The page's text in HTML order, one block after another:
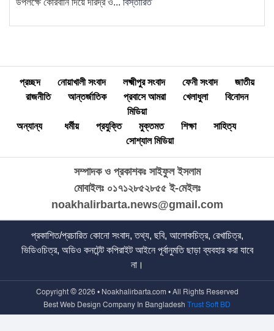
উপলক্ষে কোরবানি দিয়ে দরিদ্র ও... বিস্তারিত
প্রচ্ছদ নোয়াখালী সংবাদ লক্ষ্মীপুর সংবাদ ফেনী সংবাদ
জাতীয়
রাজনীতি
আন্তর্জাতিক প্রবাসে আমরা খেলাধুলা
বিনোদন
মিডিয়া
অন্যান্য
ধর্মীয় প্রযুক্তি মুক্তমত শিক্ষা
সাহিত্য
সোশ্যাল মিডিয়া
সম্পাদক ও প্রকাশকঃ সাইফুল ইসলাম
মোবাইলঃ ০১৭১২৮৫২৮৫৫ ই-মেইলঃ
noakhalirbarta.news@gmail.com
প্রকাশিত/প্রচারিত কোনো সংবাদ, তথ্য, ছবি, আলোকচিত্র, রেখাচিত্র,
ভিডিওচিত্র, অডিও কনটেন্ট কপিরাইট আইনে পূর্বানুমতি ছাড়া ব্যবহার করা যাবে
না।
Copyright © 2026 • Noakhalirbarta.com • All Rights Reserved
Best Web Design Company In Bangladesh Trust Soft BD